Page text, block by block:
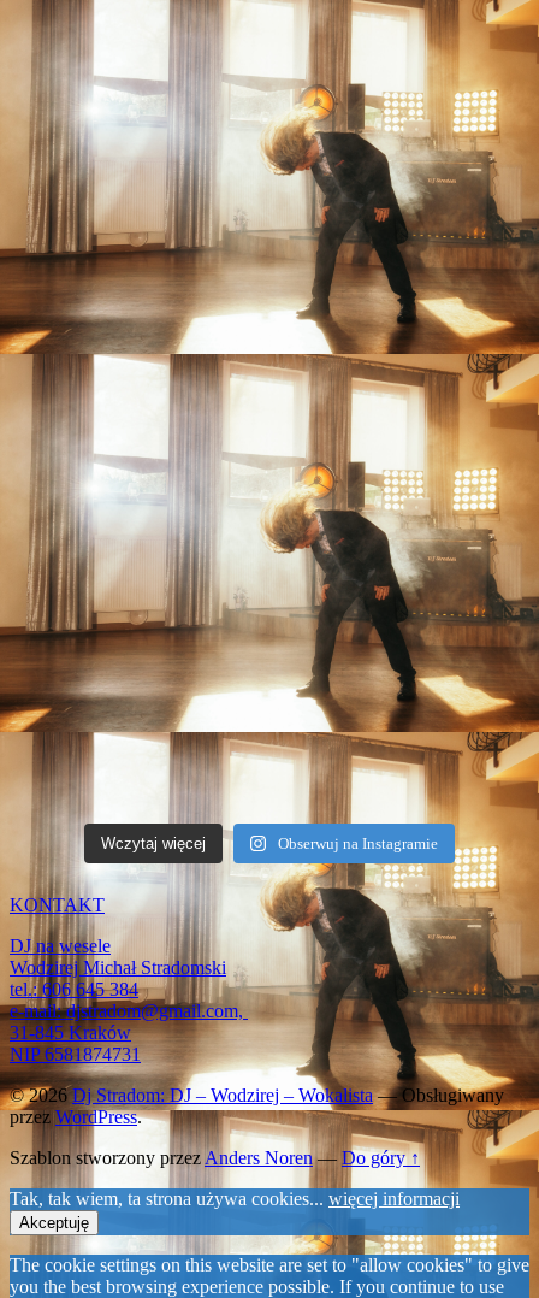
Wczytaj więcej Obserwuj na Instagramie
KONTAKT
DJ na wesele
Wodzirej Michał Stradomski
tel.: 606 645 384
e-mail: djstradom@gmail.com,
31-845 Kraków
NIP 6581874731
© 2026Dj Stradom: DJ – Wodzirej – Wokalista— Obsługiwany
przezWordPress.
Szablon stworzony przez Anders Noren— Do góry ↑
Tak, tak wiem, ta strona używa cookies... więcej informacji
Akceptuję
The cookie settings on this website are set to "allow cookies" to give
you the best browsing experience possible. If you continue to use